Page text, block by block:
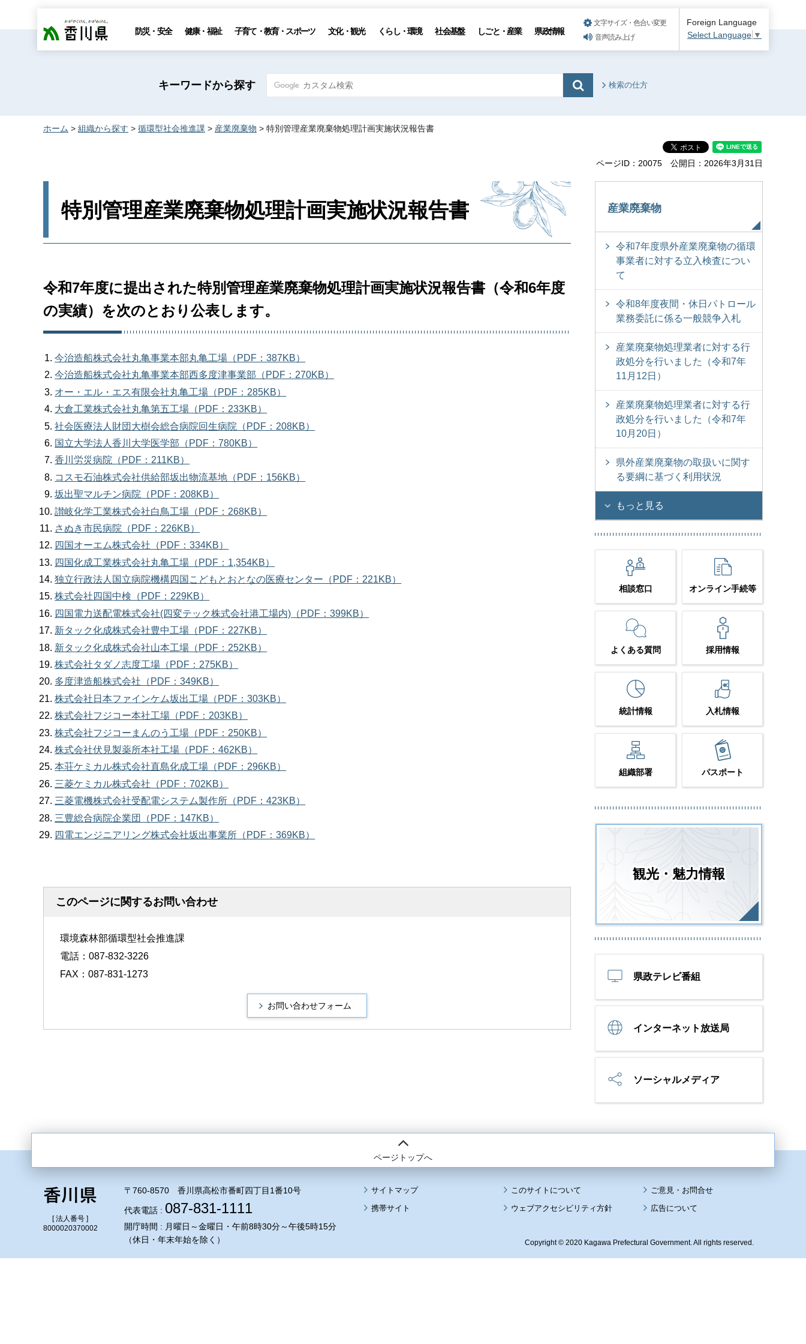
香川県 防災・安全 健康・福祉 子育て・教育・スポーツ 文化・観光 くらし・環境 社会基盤 しごと・産業 県政情報
文字サイズ・色合い変更
音声読み上げ
Foreign Language
Select Language ▼
キーワードから探す 検索の仕方
ホーム > 組織から探す > 循環型社会推進課 > 産業廃棄物 > 特別管理産業廃棄物処理計画実施状況報告書
ページID：20075 公開日：2026年3月31日
特別管理産業廃棄物処理計画実施状況報告書
令和7年度に提出された特別管理産業廃棄物処理計画実施状況報告書（令和6年度
の実績）を次のとおり公表します。
今治造船株式会社丸亀事業本部丸亀工場（PDF：387KB）
今治造船株式会社丸亀事業本部西多度津事業部（PDF：270KB）
オー・エル・エス有限会社丸亀工場（PDF：285KB）
大倉工業株式会社丸亀第五工場（PDF：233KB）
社会医療法人財団大樹会総合病院回生病院（PDF：208KB）
国立大学法人香川大学医学部（PDF：780KB）
香川労災病院（PDF：211KB）
コスモ石油株式会社供給部坂出物流基地（PDF：156KB）
坂出聖マルチン病院（PDF：208KB）
讃岐化学工業株式会社白鳥工場（PDF：268KB）
さぬき市民病院（PDF：226KB）
四国オーエム株式会社（PDF：334KB）
四国化成工業株式会社丸亀工場（PDF：1,354KB）
独立行政法人国立病院機構四国こどもとおとなの医療センター（PDF：221KB）
株式会社四国中検（PDF：229KB）
四国電力送配電株式会社(四変テック株式会社港工場内)（PDF：399KB）
新タック化成株式会社豊中工場（PDF：227KB）
新タック化成株式会社山本工場（PDF：252KB）
株式会社タダノ志度工場（PDF：275KB）
多度津造船株式会社（PDF：349KB）
株式会社日本ファインケム坂出工場（PDF：303KB）
株式会社フジコー本社工場（PDF：203KB）
株式会社フジコーまんのう工場（PDF：250KB）
株式会社伏見製薬所本社工場（PDF：462KB）
本荘ケミカル株式会社直島化成工場（PDF：296KB）
三菱ケミカル株式会社（PDF：702KB）
三菱電機株式会社受配電システム製作所（PDF：423KB）
三豊総合病院企業団（PDF：147KB）
四電エンジニアリング株式会社坂出事業所（PDF：369KB）
このページに関するお問い合わせ
環境森林部循環型社会推進課
電話：087-832-3226
FAX：087-831-1273
産業廃棄物
令和7年度県外産業廃棄物の循環
事業者に対する立入検査につい
て
令和8年度夜間・休日パトロール
業務委託に係る一般競争入札
産業廃棄物処理業者に対する行
政処分を行いました（令和7年
11月12日）
産業廃棄物処理業者に対する行
政処分を行いました（令和7年
10月20日）
県外産業廃棄物の取扱いに関す
る要綱に基づく利用状況
もっと見る
相談窓口 オンライン手続等
よくある質問 採用情報
統計情報 入札情報
組織部署 パスポート
観光・魅力情報
県政テレビ番組
インターネット放送局
ソーシャルメディア
ページトップへ
[ 法人番号 ]
8000020370002
〒760-8570 香川県高松市番町四丁目1番10号
代表電話 : 087-831-1111
開庁時間 : 月曜日～金曜日・午前8時30分～午後5時15分
（休日・年末年始を除く）
サイトマップ
このサイトについて
携帯サイト
ウェブアクセシビリティ方針 広告について
Copyright © 2020 Kagawa Prefectural Government. All rights reserved.